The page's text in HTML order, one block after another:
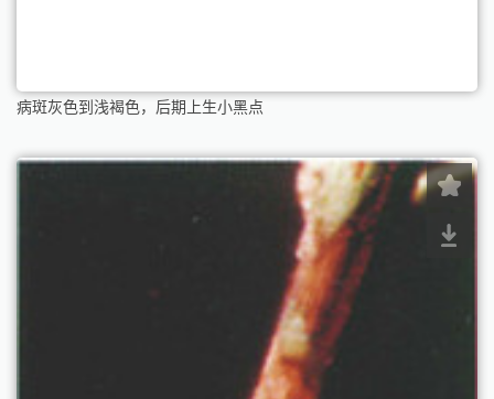
病斑灰色到浅褐色，后期上生小黑点